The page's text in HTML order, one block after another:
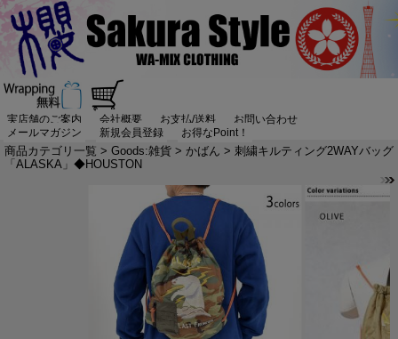
実店舗のご案内 会社概要 お支払/送料
お問い合わせ
メールマガジン
新規会員登録 お得なPoint！
商品カテゴリ一覧 > Goods:雑貨 > かばん > 刺繍キルティング2WAYバッグ
「ALASKA」◆HOUSTON